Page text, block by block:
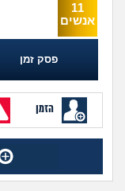
11
אנשים
פסק זמן
הזמן